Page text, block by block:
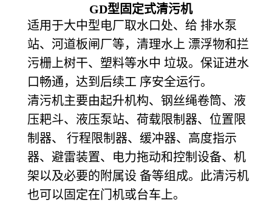
GD型固定式清污机
适用于大中型电厂取水口处、给 排水泵
站、河道板闸厂等，清理水上 漂浮物和拦
污栅上树干、塑料等水中 垃圾。保证进水
口畅通，达到后续工 序安全运行。
清污机主要由起升机构、钢丝绳卷筒、液
压耙斗、液压泵站、荷载限制器、位置限
制器、 行程限制器、缓冲器、高度指示
器、避雷装置、电力拖动和控制设备、机
架以及必要的附属设 备等组成。此清污机
也可以固定在门机或台车上。